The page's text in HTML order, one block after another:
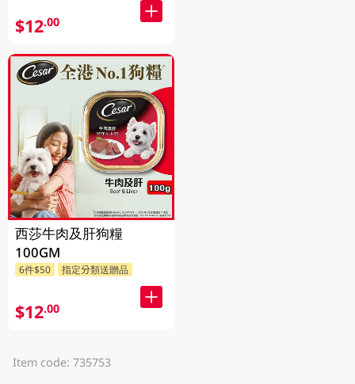
$12.00
西莎牛肉及肝狗糧
100GM
6件$50 指定分類送贈品
$12.00
Item code: 735753